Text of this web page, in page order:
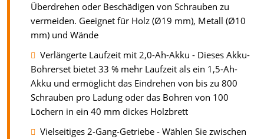
Überdrehen oder Beschädigen von Schrauben zu
vermeiden. Geeignet für Holz (Ø19 mm), Metall (Ø10
mm) und Wände
Verlängerte Laufzeit mit 2,0-Ah-Akku - Dieses Akku-
Bohrerset bietet 33 % mehr Laufzeit als ein 1,5-Ah-
Akku und ermöglicht das Eindrehen von bis zu 800
Schrauben pro Ladung oder das Bohren von 100
Löchern in ein 40 mm dickes Holzbrett
Vielseitiges 2-Gang-Getriebe - Wählen Sie zwischen